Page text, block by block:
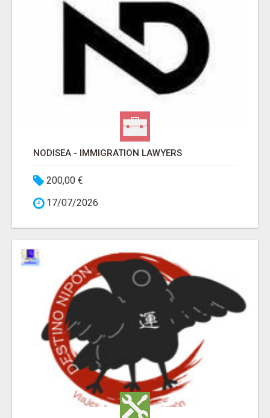
NODISEA - IMMIGRATION LAWYERS
200,00 €
17/07/2026